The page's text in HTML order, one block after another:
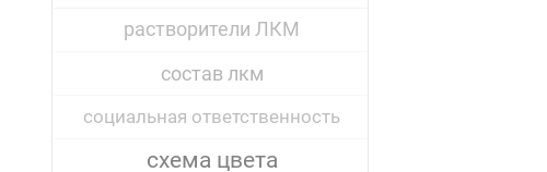
растворители ЛКМ
состав лкм
социальная ответственность
схема цвета